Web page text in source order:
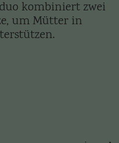
kombiniert zwei
um Mütter in